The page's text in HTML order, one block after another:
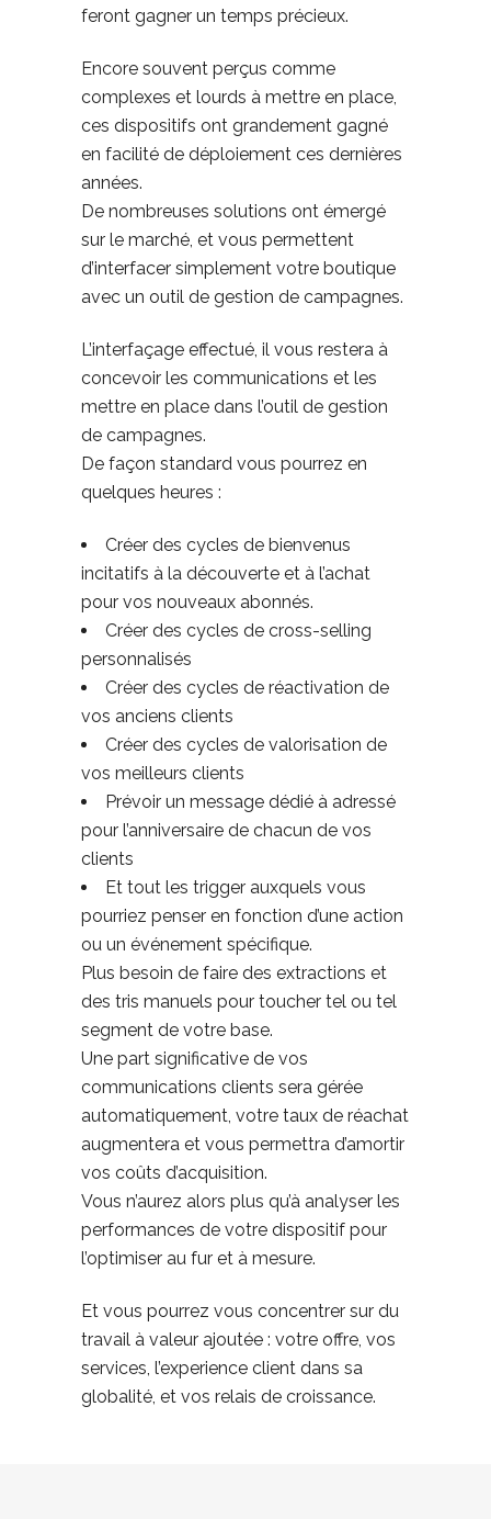
feront gagner un temps précieux.
Encore souvent perçus comme
complexes et lourds à mettre en place,
ces dispositifs ont grandement gagné
en facilité de déploiement ces dernières
années.
De nombreuses solutions ont émergé
sur le marché, et vous permettent
d’interfacer simplement votre boutique
avec un outil de gestion de campagnes.
L’interfaçage effectué, il vous restera à
concevoir les communications et les
mettre en place dans l’outil de gestion
de campagnes.
De façon standard vous pourrez en
quelques heures :
Créer des cycles de bienvenus
incitatifs à la découverte et à l’achat
pour vos nouveaux abonnés.
Créer des cycles de cross-selling
personnalisés
Créer des cycles de réactivation de
vos anciens clients
Créer des cycles de valorisation de
vos meilleurs clients
Prévoir un message dédié à adressé
pour l’anniversaire de chacun de vos
clients
Et tout les trigger auxquels vous
pourriez penser en fonction d’une action
ou un événement spécifique.
Plus besoin de faire des extractions et
des tris manuels pour toucher tel ou tel
segment de votre base.
Une part significative de vos
communications clients sera gérée
automatiquement, votre taux de réachat
augmentera et vous permettra d’amortir
vos coûts d’acquisition.
Vous n’aurez alors plus qu’à analyser les
performances de votre dispositif pour
l’optimiser au fur et à mesure.
Et vous pourrez vous concentrer sur du
travail à valeur ajoutée : votre offre, vos
services, l’experience client dans sa
globalité, et vos relais de croissance.